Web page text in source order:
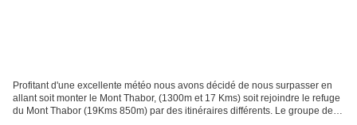
Profitant d'une excellente météo nous avons décidé de nous surpasser en
allant soit monter le Mont Thabor, (1300m et 17 Kms) soit rejoindre le refuge
du Mont Thabor (19Kms 850m) par des itinéraires différents. Le groupe de